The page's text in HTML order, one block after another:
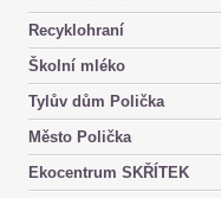
Recyklohraní
Školní mléko
Tylův dům Polička
Město Polička
Ekocentrum SKŘÍTEK